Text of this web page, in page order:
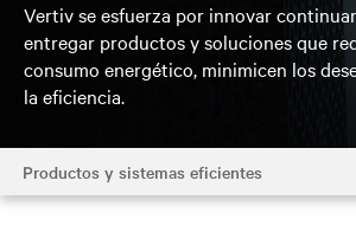
Vertiv se esfuerza por innovar
entregar productos y soluciones que
consumo energético, minimicen los
la eficiencia.
Productos y sistemas eficientes